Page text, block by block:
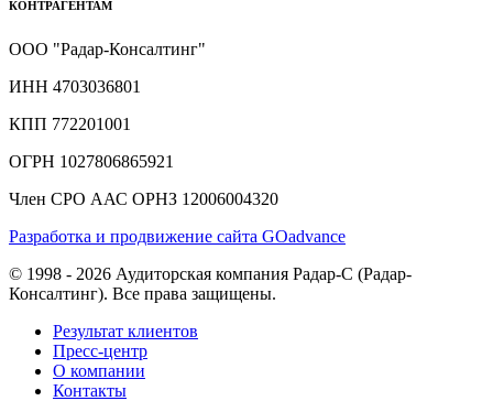
КОНТРАГЕНТАМ
ООО "Радар-Консалтинг"
ИНН 4703036801
КПП 772201001
ОГРН 1027806865921
Член СРО ААС ОРНЗ 12006004320
Разработка и продвижение сайта GOadvance
© 1998 - 2026 Аудиторская компания Радар-С (Радар-
Консалтинг). Все права защищены.
Результат клиентов
Пресс-центр
О компании
Контакты